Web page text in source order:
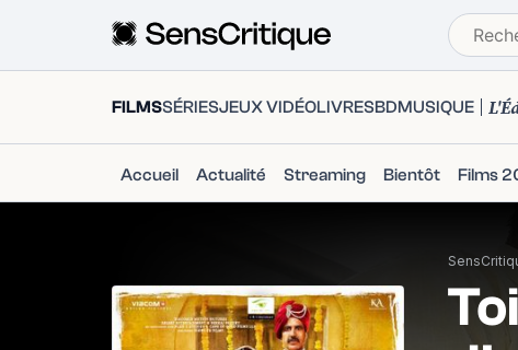
FILMSSÉRIESJEUX VIDÉOLIVRESBDMUSIQUE
Accueil Actualité Streaming Bientôt Films